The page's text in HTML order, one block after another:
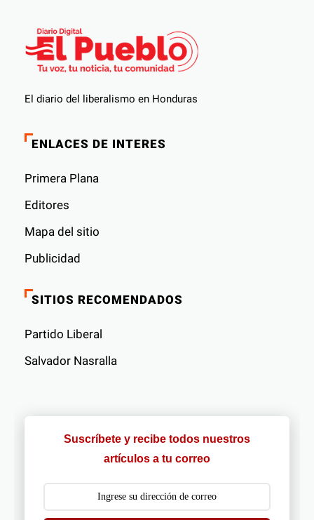
El diario del liberalismo en Honduras
ENLACES DE INTERES
Primera Plana
Editores
Mapa del sitio
Publicidad
SITIOS RECOMENDADOS
Partido Liberal
Salvador Nasralla
Suscríbete y recibe todos nuestros
artículos a tu correo